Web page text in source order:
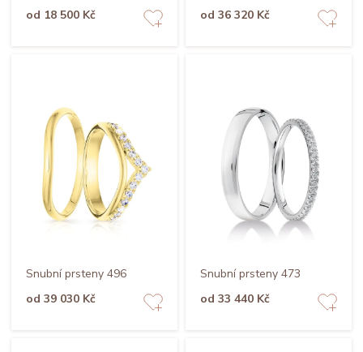
od 18 500 Kč od 36 320 Kč
Snubní prsteny 496
od 39 030 Kč
Snubní prsteny 473
od 33 440 Kč